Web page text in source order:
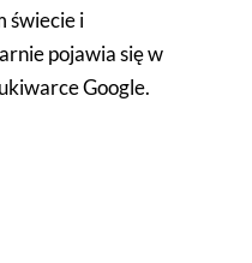
świecie i
pojawia się w
Google.